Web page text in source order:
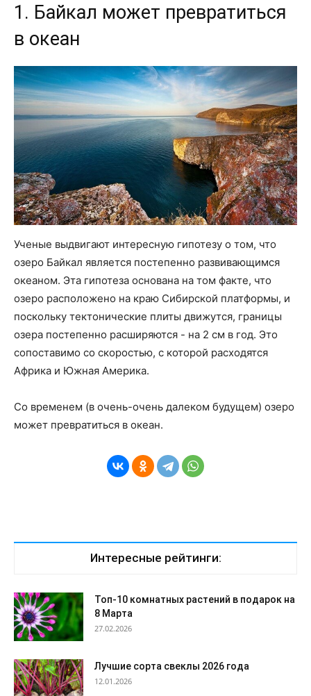
1. Байкал может превратиться
в океан
Ученые выдвигают интересную гипотезу о том, что
озеро Байкал является постепенно развивающимся
океаном. Эта гипотеза основана на том факте, что
озеро расположено на краю Сибирской платформы, и
поскольку тектонические плиты движутся, границы
озера постепенно расширяются - на 2 см в год. Это
сопоставимо со скоростью, с которой расходятся
Африка и Южная Америка.
Со временем (в очень-очень далеком будущем) озеро
может превратиться в океан.
Интересные рейтинги:
Топ-10 комнатных растений в подарок на
8 Марта
27.02.2026
Лучшие сорта свеклы 2026 года
12.01.2026